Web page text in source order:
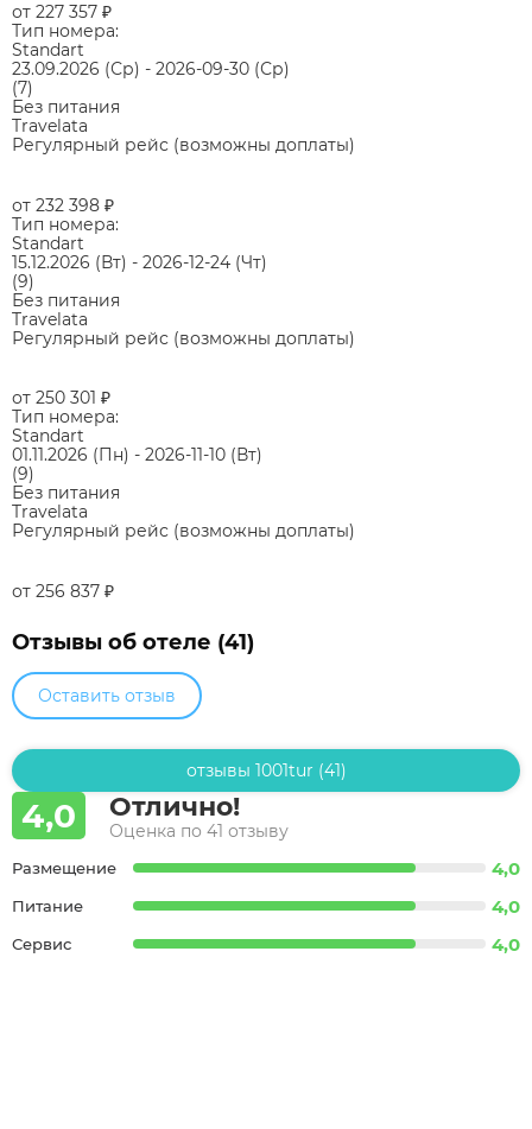
от 227 357 ₽
Тип номера:
Standart
23.09.2026 (Ср) - 2026-09-30 (Ср)
(7)
Без питания
Travelata
Регулярный рейс (возможны доплаты)
от 232 398 ₽
Тип номера:
Standart
15.12.2026 (Вт) - 2026-12-24 (Чт)
(9)
Без питания
Travelata
Регулярный рейс (возможны доплаты)
от 250 301 ₽
Тип номера:
Standart
01.11.2026 (Пн) - 2026-11-10 (Вт)
(9)
Без питания
Travelata
Регулярный рейс (возможны доплаты)
от 256 837 ₽
Отзывы об отеле (41)
Оставить отзыв
отзывы 1001tur (41)
4,0 Отлично!
Оценка по 41 отзыву
Размещение 4,0
Питание 4,0
Сервис 4,0